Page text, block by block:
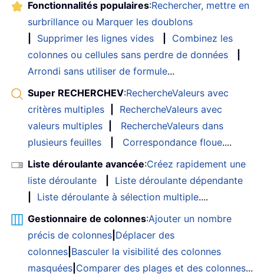
Fonctionnalités populaires:Rechercher, mettre en
surbrillance ou Marquer les doublons
Supprimer les lignes vides
Combinez les
colonnes ou cellules sans perdre de données
Arrondi sans utiliser de formule...
Super RECHERCHEV:RechercheValeurs avec
critères multiples
RechercheValeurs avec
valeurs multiples
RechercheValeurs dans
plusieurs feuilles
Correspondance floue....
Liste déroulante avancée:Créez rapidement une
liste déroulante
Liste déroulante dépendante
Liste déroulante à sélection multiple....
Gestionnaire de colonnes:Ajouter un nombre
précis de colonnes Déplacer des
colonnes Basculer la visibilité des colonnes
masquées Comparer des plages et des colonnes...